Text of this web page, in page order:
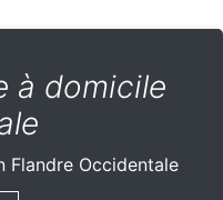
à domicile
Flandre Occidentale